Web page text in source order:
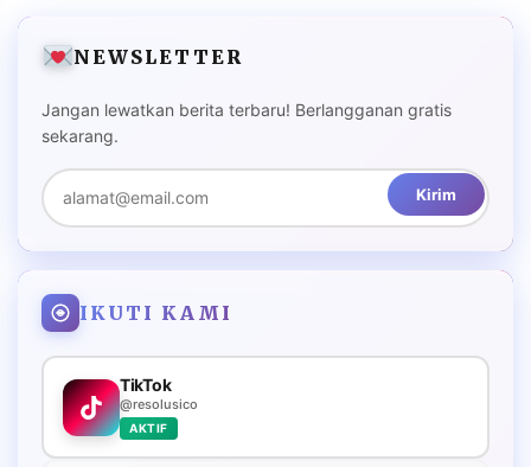
NEWSLETTER
Jangan lewatkan berita terbaru! Berlangganan gratis
sekarang.
Kirim
IKUTI KAMI
TikTok
@resolusico
AKTIF